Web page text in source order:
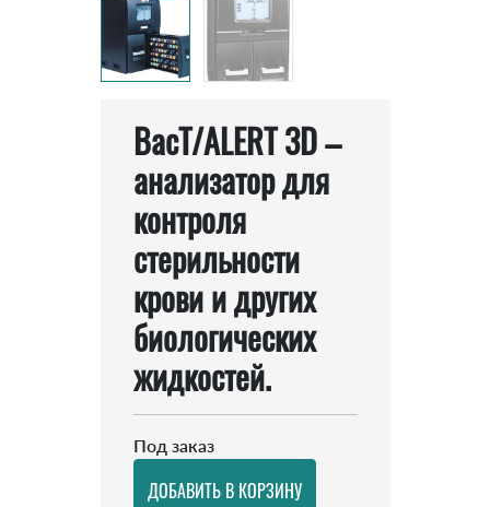
ВacT/ALERT 3D –
анализатор для
контроля
стерильности
крови и других
биологических
жидкостей.
Под заказ